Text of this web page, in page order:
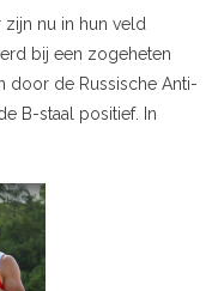
nu in hun veld
bij een zogeheten
door de Russische Anti-
B-staal positief. In